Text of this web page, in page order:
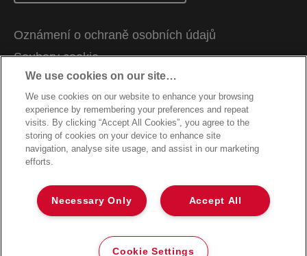
Oznámení o ochraně osobních údajů
Soubory cookie
Právní upozornění
Otisk
Správa mých dat
Zákaznická podpora
Záruční podmínky
Pokyny pro recyklaci obalů
Prohlášení o shodě
©2026 ACCO Brands
We use cookies on our site…
We use cookies on our website to enhance your browsing
experience by remembering your preferences and repeat
visits. By clicking “Accept All Cookies”, you agree to the
storing of cookies on your device to enhance site
navigation, analyse site usage, and assist in our marketing
efforts.
Accept All
Necessary Only
Cookie Settings